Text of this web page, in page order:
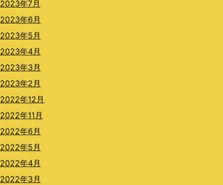
2023年7月
2023年6月
2023年5月
2023年4月
2023年3月
2023年2月
2022年12月
2022年11月
2022年6月
2022年5月
2022年4月
2022年3月